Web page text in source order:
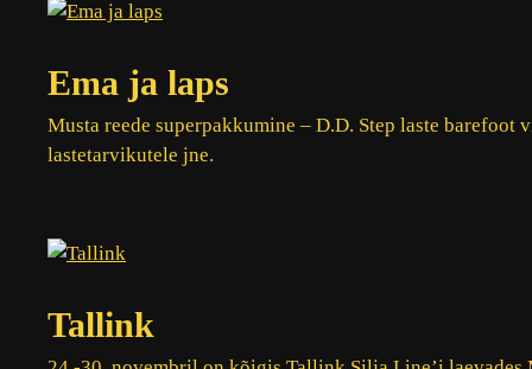
Ema ja laps
Musta reede superpakkumine – D.D. Step laste
lastetarvikutele jne.
Tallink